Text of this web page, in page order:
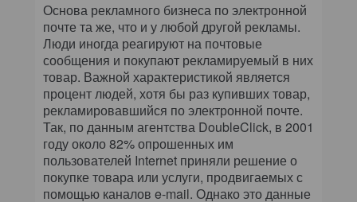
Основа рекламного бизнеса по электронной
почте та же, что и у любой другой рекламы.
Люди иногда реагируют на почтовые
сообщения и покупают рекламируемый в них
товар. Важной характеристикой является
процент людей, хотя бы раз купивших товар,
рекламировавшийся по электронной почте.
Так, по данным агентства DoubleClick, в 2001
году около 82% опрошенных им
пользователей Internet приняли решение о
покупке товара или услуги, продвигаемых с
помощью каналов e-mail. Однако это данные